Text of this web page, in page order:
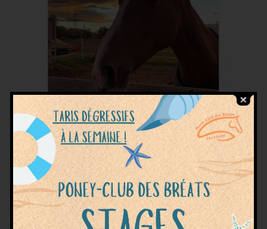
Le Poney Club des Bréats, situé à Saint-Just-
Saint-Rambert, prépare dès maintenant la
rentrée 2026 ! Tu rêves de faire de ta passion